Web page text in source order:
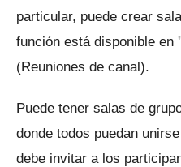
particular, puede crear
función está disponible en
(Reuniones de canal).
Puede tener salas de
donde todos puedan
debe invitar a los